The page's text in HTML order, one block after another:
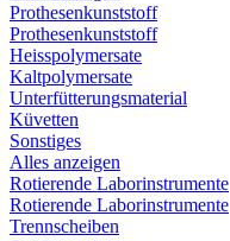
Prothesenkunststoff
Prothesenkunststoff
Heisspolymersate
Kaltpolymersate
Unterfütterungsmaterial
Küvetten
Sonstiges
Alles anzeigen
Rotierende Laborinstrumente
Rotierende Laborinstrumente
Trennscheiben